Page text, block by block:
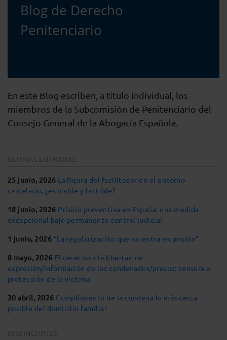
Blog de Derecho
Penitenciario
En este Blog escriben, a título individual, los
miembros de la Subcomisión de Penitenciario del
Consejo General de la Abogacía Española.
ULTIMAS ENTRADAS
25 junio, 2026 La figura del facilitador en el entorno
carcelario, ¿es viable y factible?
18 junio, 2026 Prisión preventiva en España: una medida
excepcional bajo permanente control judicial
1 junio, 2026 “La regularización que no entra en prisión”
8 mayo, 2026 El derecho a la libertad de
expresión/información de los condenados/presos: censura o
protección de la víctima
30 abril, 2026 Cumplimiento de la condena lo más cerca
posible del domicilio familiar
DISTINCIONES